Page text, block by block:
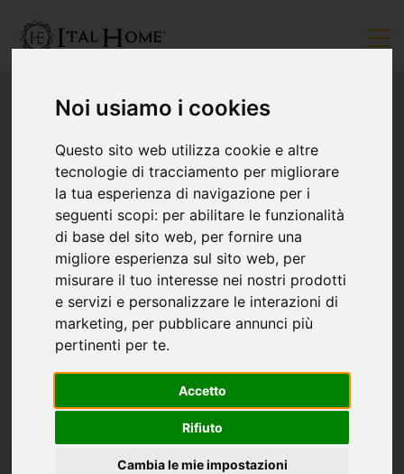
Noi usiamo i cookies
Questo sito web utilizza cookie e altre
tecnologie di tracciamento per migliorare
la tua esperienza di navigazione per i
seguenti scopi: per abilitare le funzionalità
di base del sito web, per fornire una
migliore esperienza sul sito web, per
misurare il tuo interesse nei nostri prodotti
e servizi e personalizzare le interazioni di
marketing, per pubblicare annunci più
pertinenti per te.
Accetto
Rifiuto
Cambia le mie impostazioni